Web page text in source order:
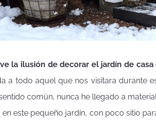
la ilusión de decorar el jardín de
a todo aquel que nos visitara durante
común, nunca he llegado a
en este pequeño jardín, con poco sitio